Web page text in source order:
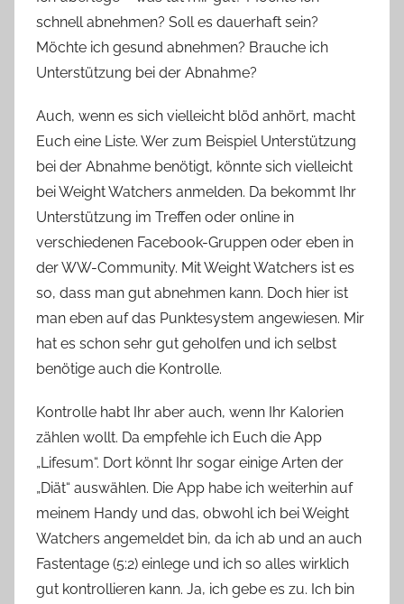
schnell abnehmen? Soll es dauerhaft sein?
Möchte ich gesund abnehmen? Brauche ich
Unterstützung bei der Abnahme?
Auch, wenn es sich vielleicht blöd anhört, macht
Euch eine Liste. Wer zum Beispiel Unterstützung
bei der Abnahme benötigt, könnte sich vielleicht
bei Weight Watchers anmelden. Da bekommt Ihr
Unterstützung im Treffen oder online in
verschiedenen Facebook-Gruppen oder eben in
der WW-Community. Mit Weight Watchers ist es
so, dass man gut abnehmen kann. Doch hier ist
man eben auf das Punktesystem angewiesen. Mir
hat es schon sehr gut geholfen und ich selbst
benötige auch die Kontrolle.
Kontrolle habt Ihr aber auch, wenn Ihr Kalorien
zählen wollt. Da empfehle ich Euch die App
„Lifesum“. Dort könnt Ihr sogar einige Arten der
„Diät“ auswählen. Die App habe ich weiterhin auf
meinem Handy und das, obwohl ich bei Weight
Watchers angemeldet bin, da ich ab und an auch
Fastentage (5:2) einlege und ich so alles wirklich
gut kontrollieren kann. Ja, ich gebe es zu. Ich bin